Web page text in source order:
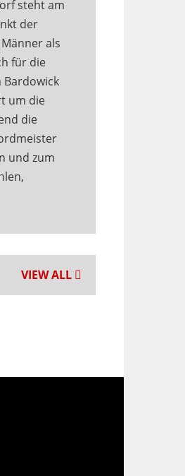
steht am
der
als
für die
Bardowick
um die
die
und zum
VIEW ALL